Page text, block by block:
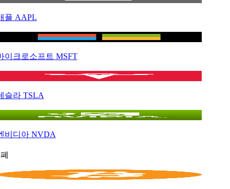
플 AAPL
이크로소프트 MSFT
슬라 TSLA
비디아 NVDA